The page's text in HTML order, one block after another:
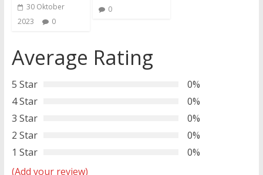
30 Oktober
2023
0
0
Average Rating
5 Star
0%
4 Star
0%
3 Star
0%
2 Star
0%
1 Star
0%
(Add your review)